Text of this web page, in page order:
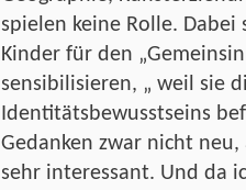
spielen keine Rolle. Dabei
Kinder für den
sensibilisieren, „ weil sie
Identitätsbewusstseins
Gedanken zwar nicht
sehr interessant. Und da